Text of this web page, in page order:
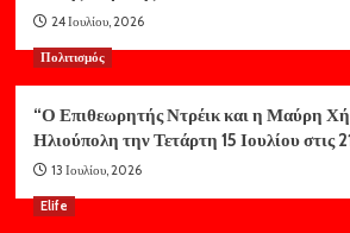
24 Ιουλίου, 2026
Πολιτισμός
“Ο Επιθεωρητής Ντρέικ και η Μαύρη
Ηλιούπολη την Τετάρτη 15 Ιουλίου στις
13 Ιουλίου, 2026
Elife